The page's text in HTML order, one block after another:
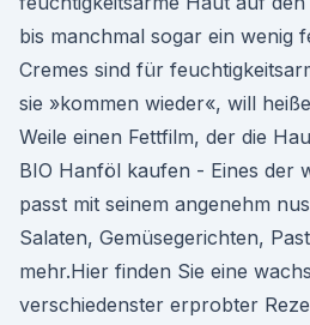
bis manchmal sogar ein wenig
Cremes sind für
sie »kommen wieder«, will
Weile einen Fettfilm, der die
BIO Hanföl kaufen - Eines der
passt mit seinem angenehm
Salaten, Gemüsegerichten,
mehr.Hier finden Sie eine
verschiedenster erprobter